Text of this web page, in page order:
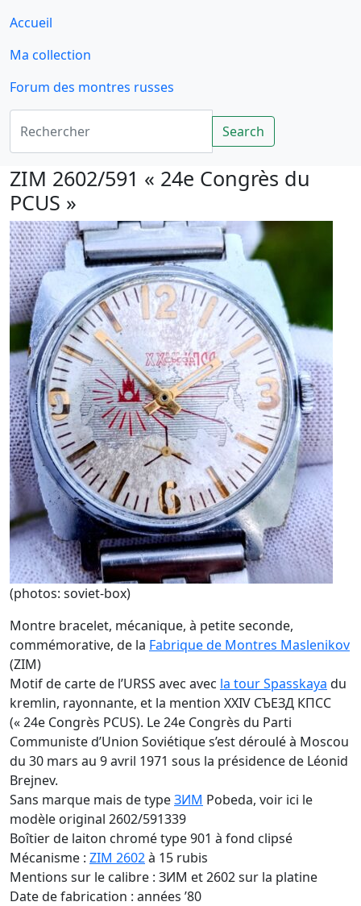
Accueil
Ma collection
Forum des montres russes
Rechercher
Search
ZIM 2602/591 « 24e Congrès du
PCUS »
(photos: soviet-box)
Montre bracelet, mécanique, à petite seconde,
commémorative, de la Fabrique de Montres Maslenikov
(ZIM)
Motif de carte de l’URSS avec avec la tour Spasskaya du
kremlin, rayonnante, et la mention ХХIV СЪЕЗД КПCС
(« 24e Congrès PCUS). Le 24e Congrès du Parti
Communiste d’Union Soviétique s’est déroulé à Moscou
du 30 mars au 9 avril 1971 sous la présidence de Léonid
Brejnev.
Sans marque mais de typeЗИМ Pobeda, voir ici le
modèle original 2602/591339
Boîtier de laiton chromé type 901 à fond clipsé
Mécanisme : ZIM 2602à 15 rubis
Mentions sur le calibre : ЗИМ et 2602 sur la platine
Date de fabrication : années ’80